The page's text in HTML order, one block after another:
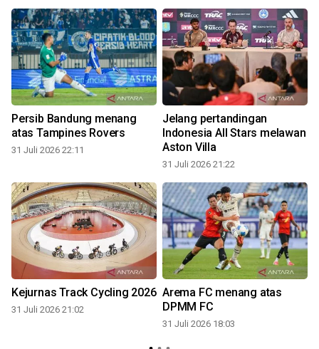
Persib Bandung menang
atas Tampines Rovers
31 Juli 2026 22:11
Jelang pertandingan
Indonesia All Stars melawan
Aston Villa
31 Juli 2026 21:22
Kejurnas Track Cycling 2026
31 Juli 2026 21:02
Arema FC menang atas
DPMM FC
31 Juli 2026 18:03